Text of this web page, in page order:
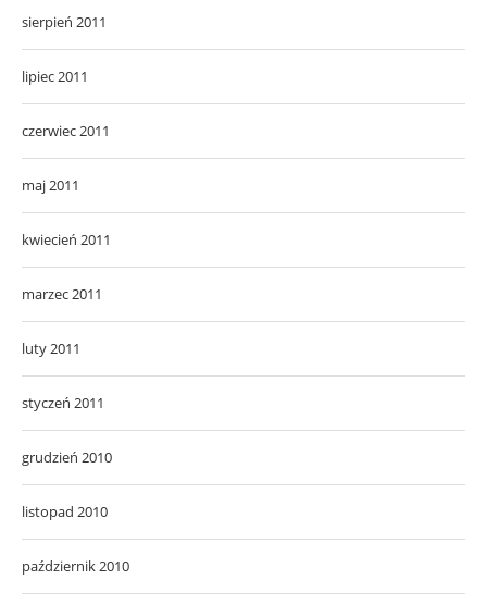
sierpień 2011
lipiec 2011
czerwiec 2011
maj 2011
kwiecień 2011
marzec 2011
luty 2011
styczeń 2011
grudzień 2010
listopad 2010
październik 2010